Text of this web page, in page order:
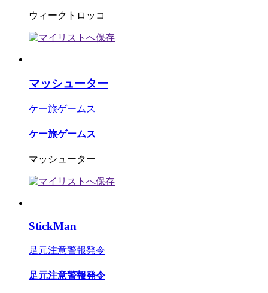
ウィークトロッコ
マッシューター
ケー旅ゲームス
ケー旅ゲームス
マッシューター
StickMan
足元注意警報発令
足元注意警報発令